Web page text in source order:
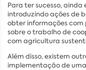
Para ter sucesso,
introduzindo ações de
obter informações com
sobre o trabalho de
com agricultura
Além disso, existem
implementação de